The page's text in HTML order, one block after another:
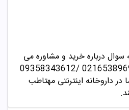
درباره خرید و مشاوره می
/09358343612
در داروخانه اینترنتی مهتاطب